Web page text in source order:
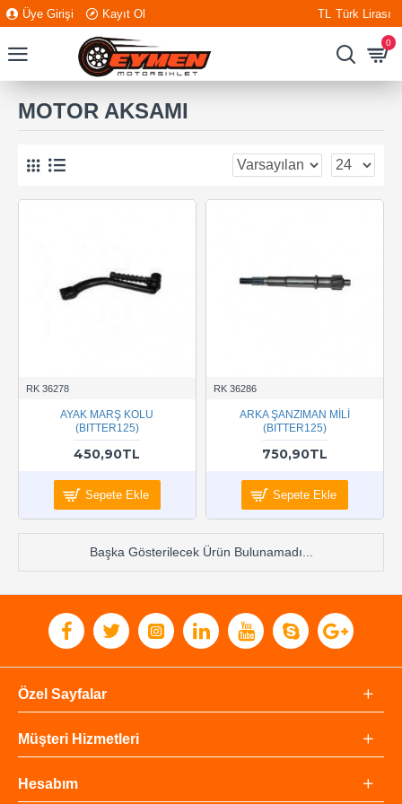
Üye Girişi Kayıt Ol TL Türk Lirası
0
MOTOR AKSAMI
RK 36278
AYAK MARŞ KOLU
(BITTER125)
450,90TL
Sepete Ekle
RK 36286
ARKA ŞANZIMAN MİLİ
(BITTER125)
750,90TL
Sepete Ekle
Başka Gösterilecek Ürün Bulunamadı...
Özel Sayfalar
Müşteri Hizmetleri
Hesabım